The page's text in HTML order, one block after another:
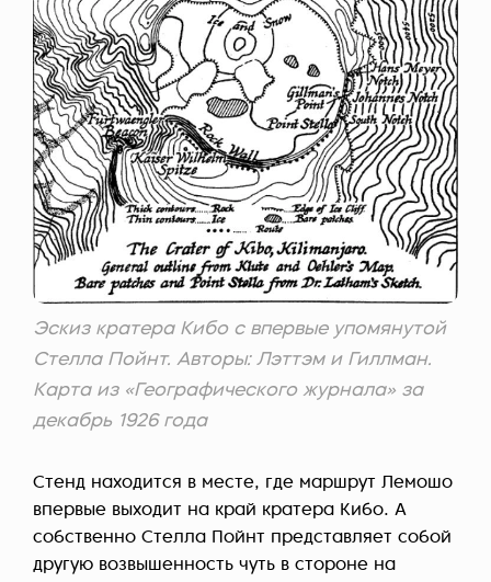
Эскиз кратера Кибо с впервые упомянутой
Стелла Пойнт. Авторы: Лэттэм и Гиллман.
Карта из «Географического журнала» за
декабрь 1926 года
Стенд находится в месте, где маршрут Лемошо
впервые выходит на край кратера Кибо. А
собственно Стелла Пойнт представляет собой
другую возвышенность чуть в стороне на